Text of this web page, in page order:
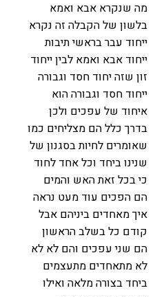
מה שנקרא אבא ואמא
בלשון של הקבלה זה נקרא
ייחוד עבר בראשי תיבות
ייחוד אבא ואמא לבין ייחוד
זון שזה יחוד חסד וגבורה
ייחוד חסד וגבורה הוא
איחוד של עפכים ולכן
בדרך כלל הם מצליחים כמו
שאומרים לחיות בסגנון של
שנינו ביחד וכל אחד לחוד
כי בכל זאת האש והמים
הם הפכים עוד מעט נראה
איך מאחדים ביניהם אבל
קודם כל בשלב הראשון
הם שני עפכים והם לא לא
לא מתאחדים מתעצמים
ביחד בצורה מלאה ואילו